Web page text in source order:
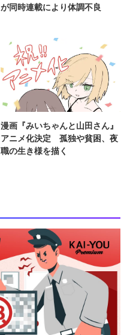
が同時連載により体調不良
漫画『みいちゃんと山田さん』
アニメ化決定 孤独や貧困、夜
職の生き様を描く